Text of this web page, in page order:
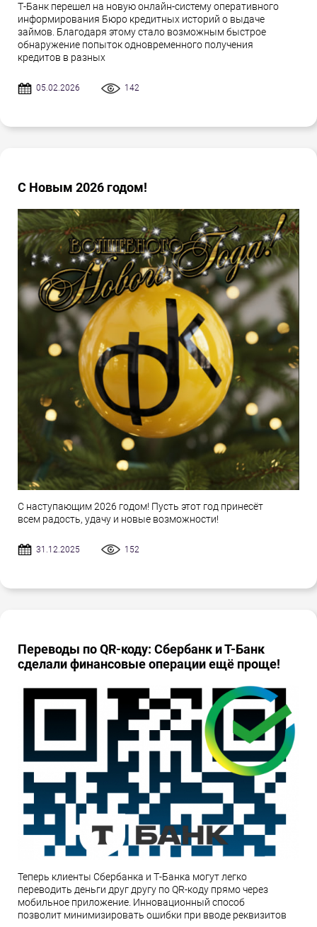
Т-Банк перешел на новую онлайн-систему оперативного
информирования Бюро кредитных историй о выдаче
займов. Благодаря этому стало возможным быстрое
обнаружение попыток одновременного получения
кредитов в разных
05.02.2026 142
С Новым 2026 годом!
С наступающим 2026 годом! Пусть этот год принесёт
всем радость, удачу и новые возможности!
31.12.2025 152
Переводы по QR-коду: Сбербанк и Т-Банк
сделали финансовые операции ещё проще!
Теперь клиенты Сбербанка и Т-Банка могут легко
переводить деньги друг другу по QR-коду прямо через
мобильное приложение. Инновационный способ
позволит минимизировать ошибки при вводе реквизитов